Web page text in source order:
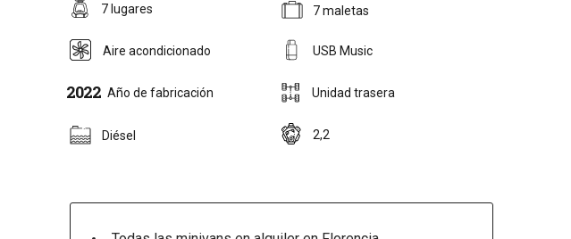
7 lugares 7 maletas
Aire acondicionado USB Music
2022 Año de fabricación Unidad trasera
Diésel 2,2